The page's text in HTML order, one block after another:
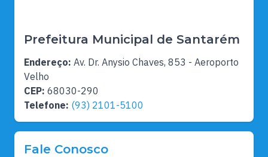
Prefeitura Municipal de Santarém
Endereço: Av. Dr. Anysio Chaves, 853 - Aeroporto
Velho
CEP: 68030-290
Telefone: (93) 2101-5100
Fale Conosco